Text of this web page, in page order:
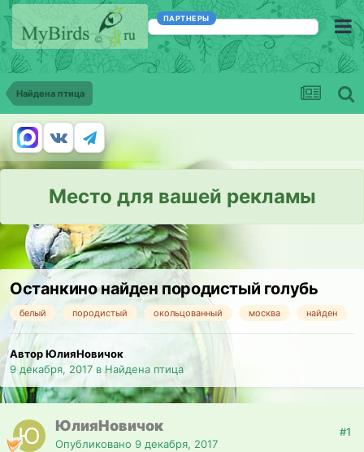
ПАРТНЕРЫ
Найдена птица
Место для вашей рекламы
Останкино найден породистый голубь
белый породистый окольцованный москва найден
Автор ЮлияНовичок
9 декабря, 2017 в Найдена птица
ЮлияНовичок
Опубликовано 9 декабря, 2017
#1